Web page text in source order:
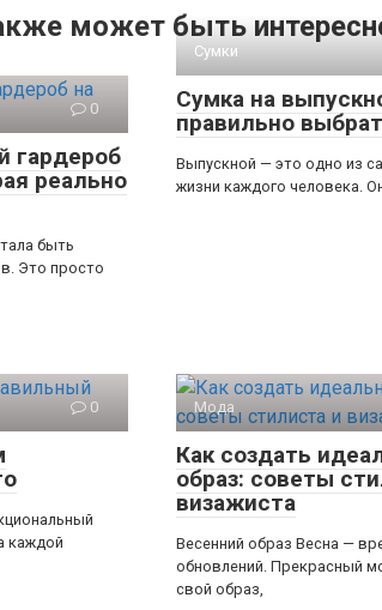
может быть
0
гардероб
реально
быть
Это просто
Сумки
Сумка на
правильно
Выпускной — это одно из
жизни каждого человека.
0
каждой
Мода
Как создать
образ: советы
визажиста
Весенний образ Весна —
обновлений. Прекрасный
свой образ,